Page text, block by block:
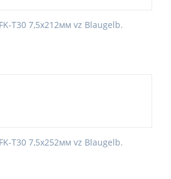
T30 7,5x212мм vz Blaugelb.
T30 7,5x252мм vz Blaugelb.